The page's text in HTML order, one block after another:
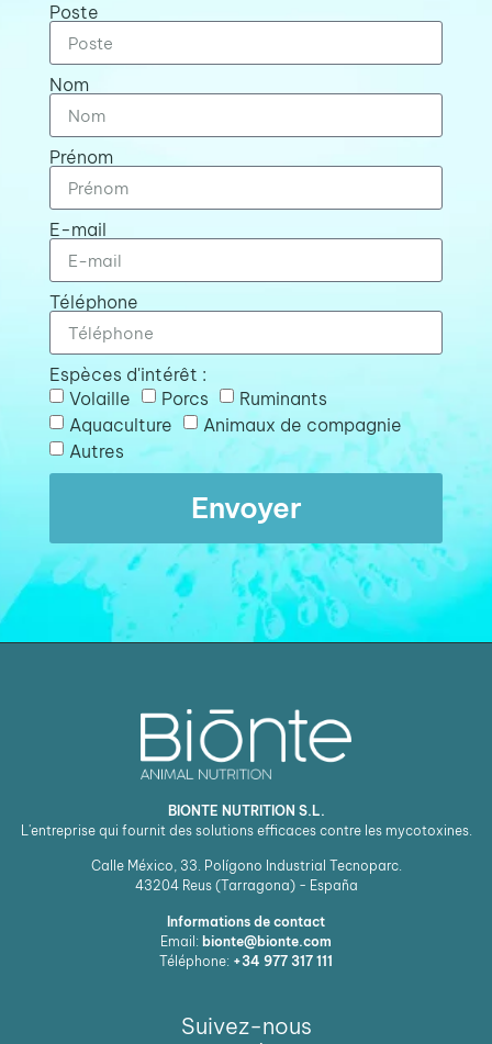
Poste
Nom
Prénom
E-mail
Téléphone
Espèces d'intérêt :
Volaille
Porcs
Ruminants
Aquaculture
Animaux de compagnie
Autres
Envoyer
BIONTE NUTRITION S.L.
L'entreprise qui fournit des solutions efficaces contre les mycotoxines.
Calle México, 33. Polígono Industrial Tecnoparc.
43204 Reus (Tarragona) - España
Informations de contact
Email: bionte@bionte.com
Téléphone: +34 977 317 111
Suivez-nous